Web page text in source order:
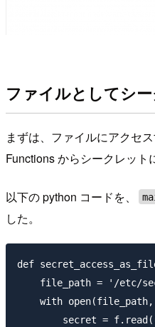
ファイルとしてシ
まずは、ファイルにアクセ
Functions からシークレット
以下の python コードを、
した。
def
file_path = '/etc/
with
secret =